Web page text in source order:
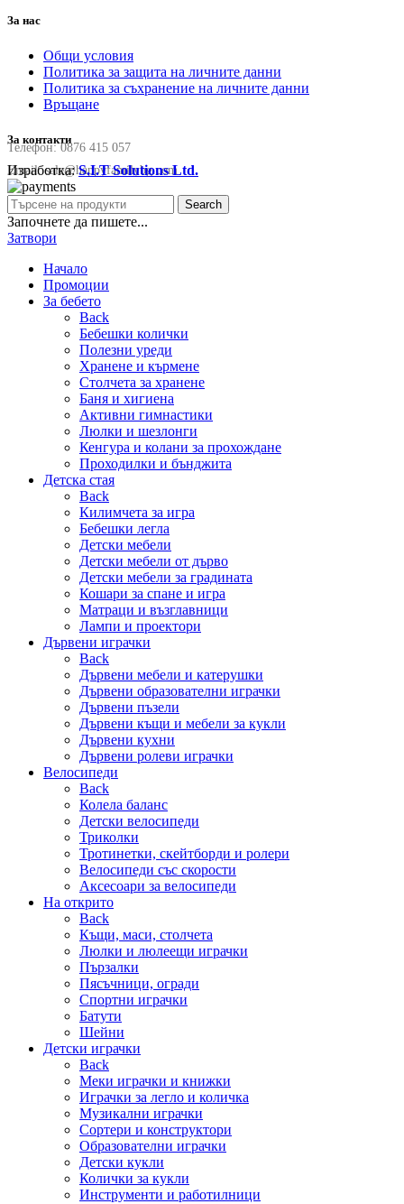
За нас
Общи условия
Политика за защита на личните данни
Политика за съхранение на личните данни
Връщане
За контакти
Телефон:0876 415 057
Email:sale@happyfamilybg.com
Изработка:S.I.T Solutions Ltd.
Search
Започнете да пишете...
Затвори
Начало
Промоции
За бебето
Back
Бебешки колички
Полезни уреди
Хранене и кърмене
Столчета за хранене
Баня и хигиена
Активни гимнастики
Люлки и шезлонги
Кенгура и колани за прохождане
Проходилки и бънджита
Детска стая
Back
Килимчета за игра
Бебешки легла
Детски мебели
Детски мебели от дърво
Детски мебели за градината
Кошари за спане и игра
Матраци и възглавници
Лампи и проектори
Дървени играчки
Back
Дървени мебели и катерушки
Дървени образователни играчки
Дървени пъзели
Дървени къщи и мебели за кукли
Дървени кухни
Дървени ролеви играчки
Велосипеди
Back
Колела баланс
Детски велосипеди
Триколки
Тротинетки, скейтборди и ролери
Велосипеди със скорости
Аксесоари за велосипеди
На открито
Back
Къщи, маси, столчета
Люлки и люлеещи играчки
Пързалки
Пясъчници, огради
Спортни играчки
Батути
Шейни
Детски играчки
Back
Меки играчки и книжки
Играчки за легло и количка
Музикални играчки
Сортери и конструктори
Образователни играчки
Детски кукли
Колички за кукли
Инструменти и работилници